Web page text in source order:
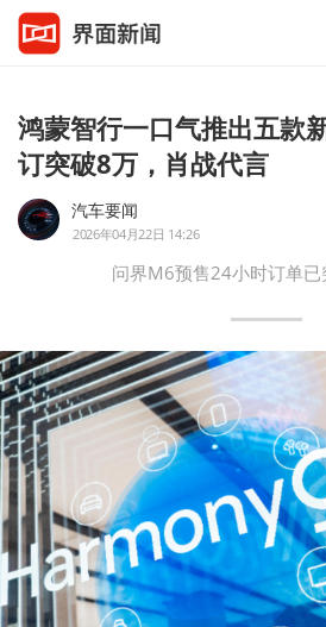
鸿蒙智行一口气推出五款
订突破8万，肖战代言
汽车要闻
2026年04月22日 14:26
问界M6预售24小时订单已